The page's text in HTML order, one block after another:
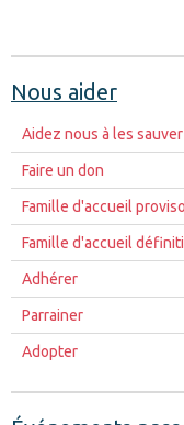
Nous aider
Aidez nous à les sauver
Faire un don
Famille d'accueil
Famille d'accueil
Adhérer
Parrainer
Adopter